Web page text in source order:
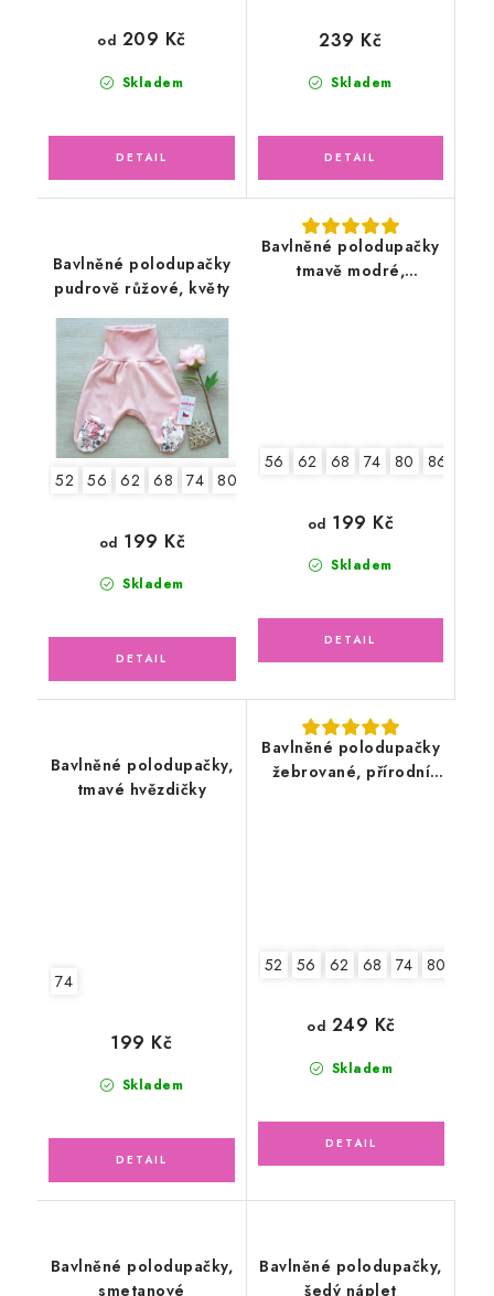
Skladem
od 209 Kč
Skladem
239 Kč
Bavlněné polodupačky
pudrově růžové, květy
52 56 62 68 74 80
Skladem
od 199 Kč
Bavlněné polodupačky
tmavě modré,
56 62 68 74 80 86
Skladem
od 199 Kč
Bavlněné polodupačky,
tmavé hvězdičky
74
Skladem
199 Kč
Bavlněné polodupačky
žebrované, přírodní
52 56 62 68 74 80
Skladem
od 249 Kč
Bavlněné polodupačky,
smetanové
Bavlněné polodupačky,
šedý náplet